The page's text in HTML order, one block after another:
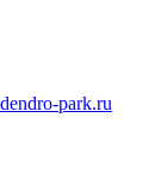
park.ru